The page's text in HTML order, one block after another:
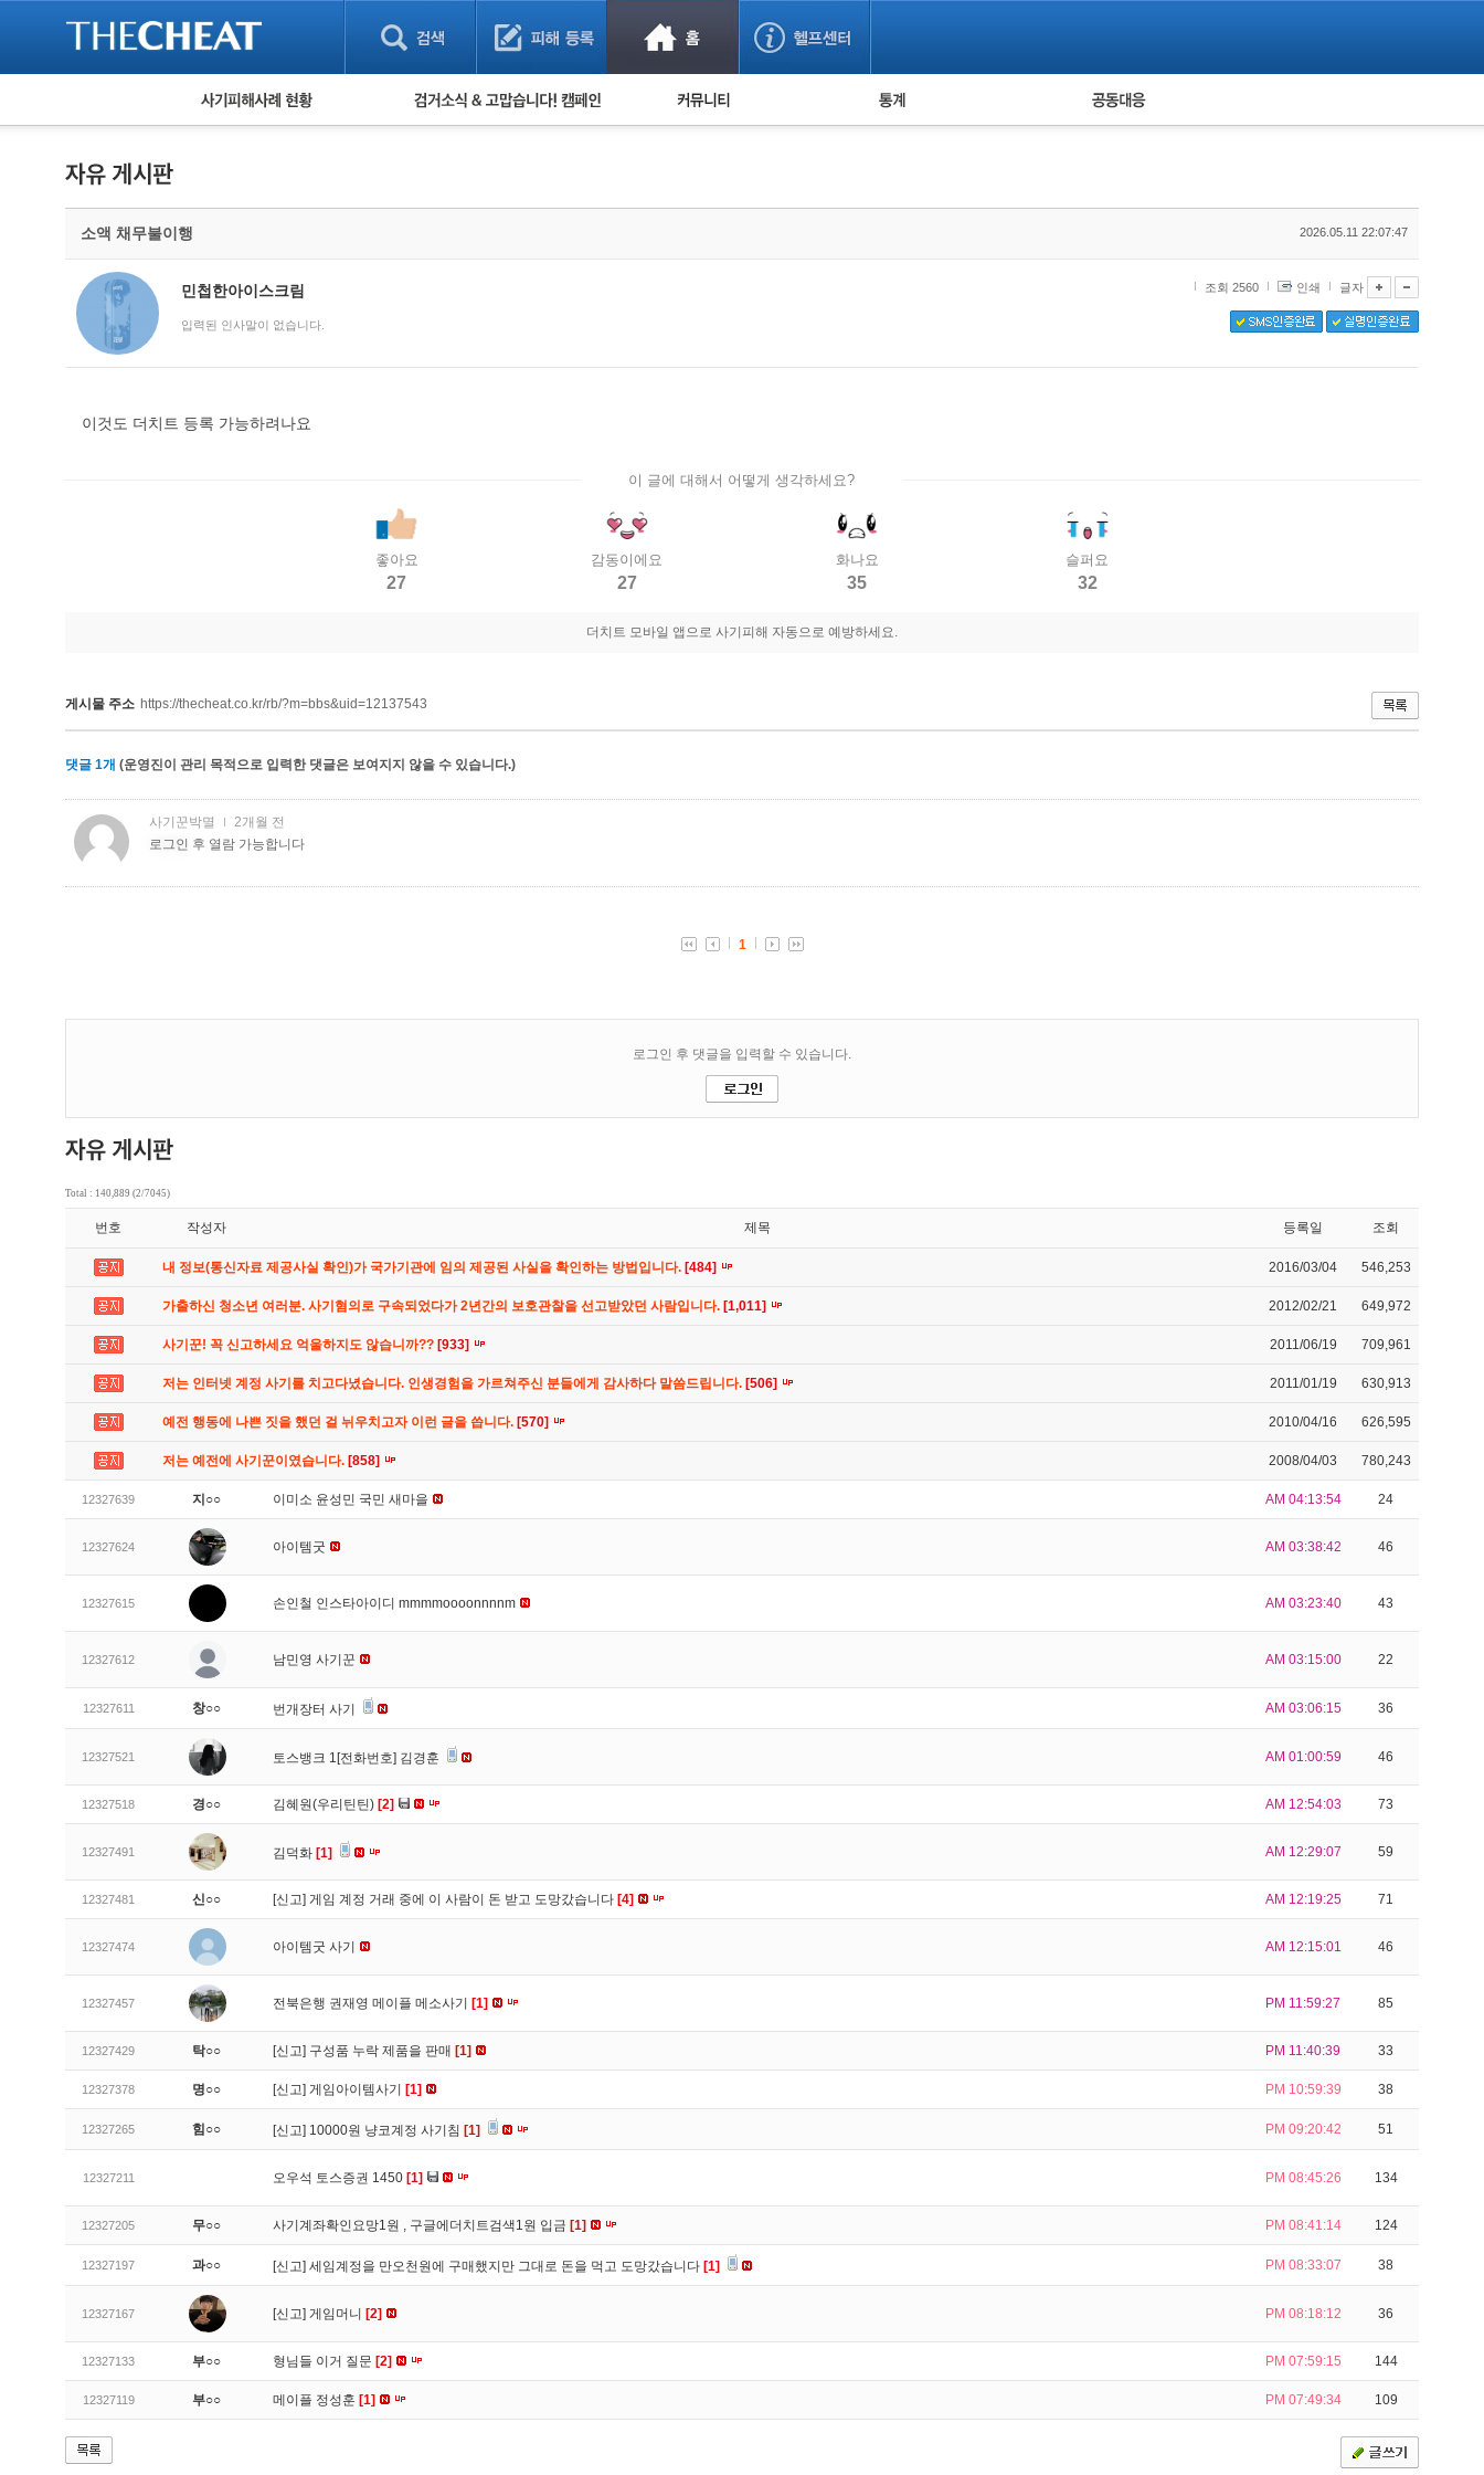
피해사례 현황
유해사이트 목록
비공개 피해사례
워킹홀리데이 피해사례
검거 소식 사기 예방했어요! 누적 피해사례 통계 피해자 공동대응
소액 채무불이행 2026.05.11 22:07:47
민첩한아이스크림
입력된 인사말이 없습니다.
조회 2560 인쇄 글자
이것도 더치트 등록 가능하려나요
이 글에 대해서 어떻게 생각하세요?
좋아요
27
감동이에요
27
화나요
35
슬퍼요
32
더치트 모바일 앱으로 사기피해 자동으로 예방하세요.
게시물 주소 https://thecheat.co.kr/rb/?m=bbs&uid=12137543
댓글 1개 (운영진이 관리 목적으로 입력한 댓글은 보여지지 않을 수 있습니다.)
Total : 140,889 (2/7045)
번호 작성자 제목 등록일 조회
내 정보(통신자료 제공사실 확인)가 국가기관에 임의 제공된 사실을 확인하는 방법입니다. [484] 2016/03/04 546,253
가출하신 청소년 여러분. 사기혐의로 구속되었다가 2년간의 보호관찰을 선고받았던 사람입니다. [1,011] 2012/02/21 649,972
사기꾼! 꼭 신고하세요 억울하지도 않습니까?? [933] 2011/06/19 709,961
저는 인터넷 계정 사기를 치고다녔습니다. 인생경험을 가르쳐주신 분들에게 감사하다 말씀드립니다. [506] 2011/01/19 630,913
예전 행동에 나쁜 짓을 했던 걸 뉘우치고자 이런 글을 씁니다. [570] 2010/04/16 626,595
저는 예전에 사기꾼이였습니다. [858] 2008/04/03 780,243
12327639 지○○ 이미소 윤성민 국민 새마을 AM 04:13:54 24
12327624 아이템굿 AM 03:38:42 46
12327615 손인철 인스타아이디 mmmmoooonnnnm AM 03:23:40 43
12327612 남민영 사기꾼 AM 03:15:00 22
12327611 창○○ 번개장터 사기 AM 03:06:15 36
12327521 토스뱅크 1[전화번호] 김경훈 AM 01:00:59 46
12327518 경○○ 김혜원(우리틴틴) [2] AM 12:54:03 73
12327491 김덕화 [1] AM 12:29:07 59
12327481 신○○ [신고] 게임 계정 거래 중에 이 사람이 돈 받고 도망갔습니다 [4] AM 12:19:25 71
12327474 아이템굿 사기 AM 12:15:01 46
12327457 전북은행 권재영 메이플 메소사기 [1] PM 11:59:27 85
12327429 탁○○ [신고] 구성품 누락 제품을 판매 [1] PM 11:40:39 33
12327378 명○○ [신고] 게임아이템사기 [1] PM 10:59:39 38
12327265 힘○○ [신고] 10000원 냥코계정 사기침 [1] PM 09:20:42 51
12327211 오우석 토스증권 1450 [1] PM 08:45:26 134
12327205 무○○ 사기계좌확인요망1원 , 구글에더치트검색1원 입금 [1] PM 08:41:14 124
12327197 과○○ [신고] 세임계정을 만오천원에 구매했지만 그대로 돈을 먹고 도망갔습니다 [1] PM 08:33:07 38
12327167 [신고] 게임머니 [2] PM 08:18:12 36
12327133 부○○ 형님들 이거 질문 [2] PM 07:59:15 144
12327119 부○○ 메이플 정성훈 [1] PM 07:49:34 109